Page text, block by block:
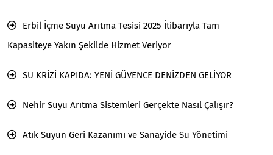
Erbil İçme Suyu Arıtma Tesisi 2025 İtibarıyla Tam
Kapasiteye Yakın Şekilde Hizmet Veriyor
SU KRİZİ KAPIDA: YENİ GÜVENCE DENİZDEN GELİYOR
Nehir Suyu Arıtma Sistemleri Gerçekte Nasıl Çalışır?
Atık Suyun Geri Kazanımı ve Sanayide Su Yönetimi